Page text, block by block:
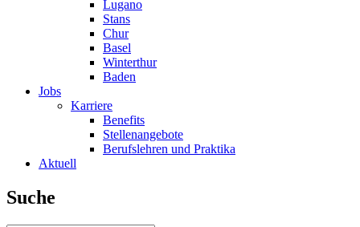
Lugano
Stans
Chur
Basel
Winterthur
Baden
Jobs
Karriere
Benefits
Stellenangebote
Berufslehren und Praktika
Aktuell
Suche